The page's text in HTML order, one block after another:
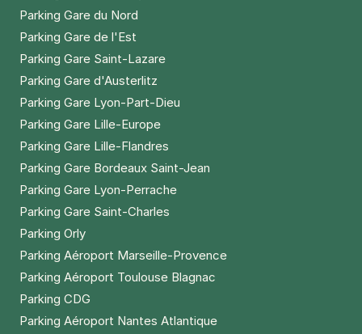
Parking Gare du Nord
Parking Gare de l'Est
Parking Gare Saint-Lazare
Parking Gare d'Austerlitz
Parking Gare Lyon-Part-Dieu
Parking Gare Lille-Europe
Parking Gare Lille-Flandres
Parking Gare Bordeaux Saint-Jean
Parking Gare Lyon-Perrache
Parking Gare Saint-Charles
Parking Orly
Parking Aéroport Marseille-Provence
Parking Aéroport Toulouse Blagnac
Parking CDG
Parking Aéroport Nantes Atlantique